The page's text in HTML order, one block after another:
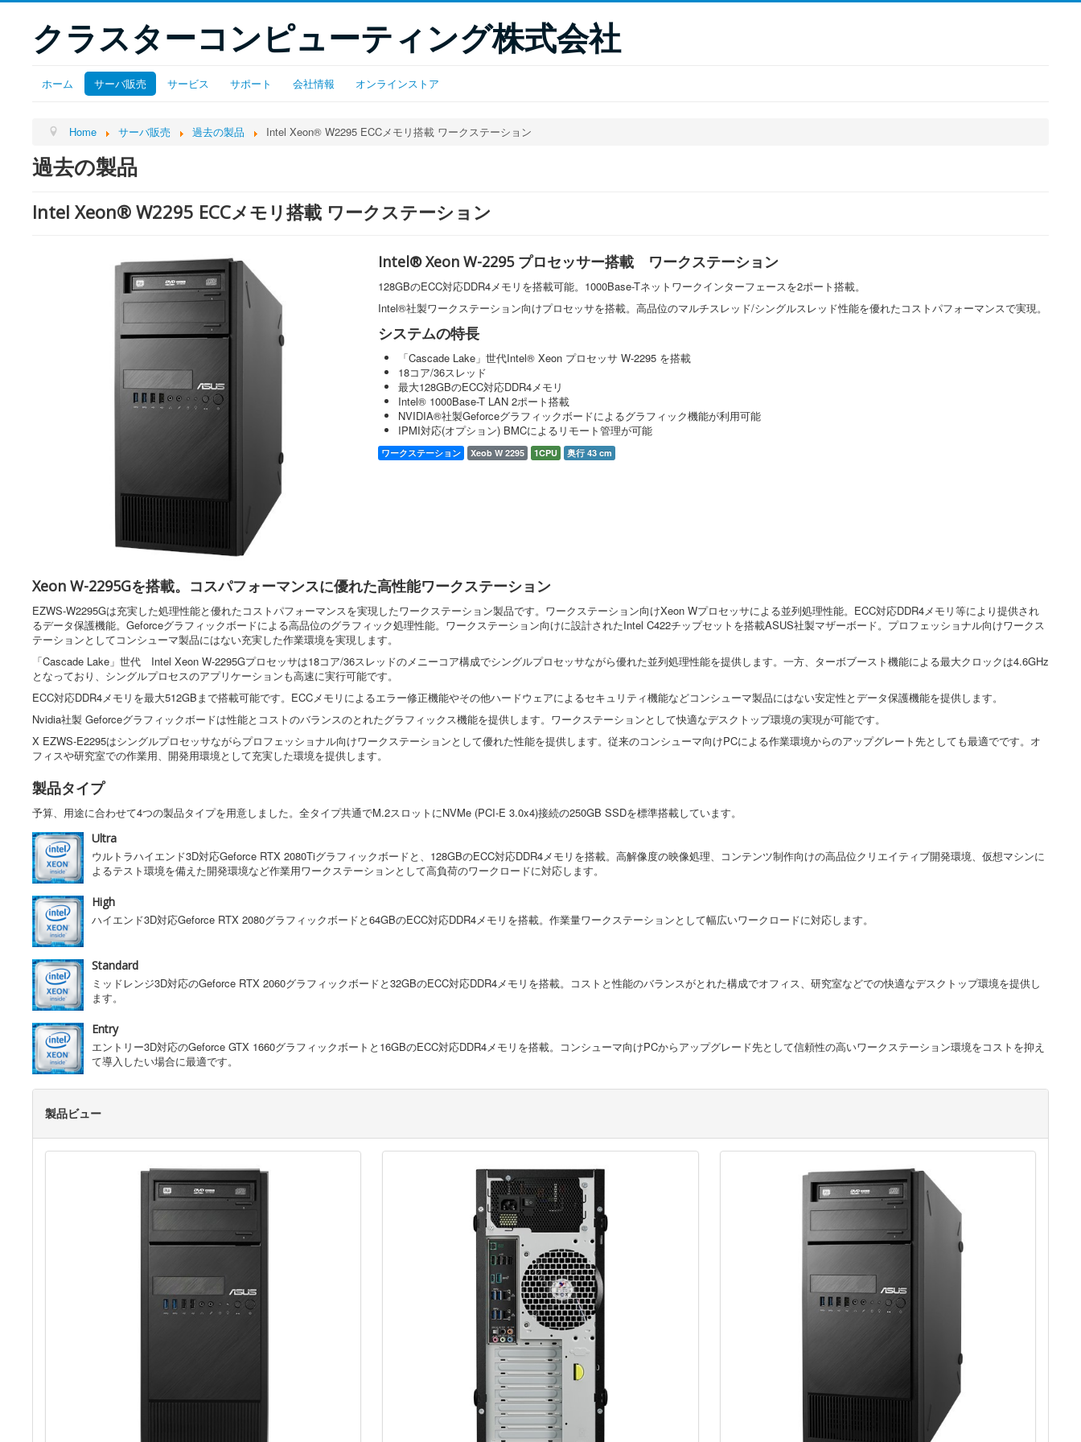
クラスターコンピューティング株式会社
ホーム サーバ販売 サービス サポート 会社情報 オンラインストア
Home サーバ販売 過去の製品 Intel Xeon®︎ W2295 ECCメモリ搭載 ワークステーション
過去の製品
Intel Xeon®︎ W2295 ECCメモリ搭載 ワークステーション
Intel® Xeon W-2295 プロセッサー搭載 ワークステーション
128GBのECC対応DDR4メモリを搭載可能。1000Base-Tネットワークインターフェースを2ポート搭載。
Intel®社製ワークステーション向けプロセッサを搭載。高品位のマルチスレッド/シングルスレッド性能を優れたコストパフォーマンスで実現。
システムの特長
「Cascade Lake」世代Intel® Xeon プロセッサ W-2295 を搭載
18コア/36スレッド
最大128GBのECC対応DDR4メモリ
Intel® 1000Base-T LAN 2ポート搭載
NVIDIA®社製Geforceグラフィックボードによるグラフィック機能が利用可能
IPMI対応(オプション) BMCによるリモート管理が可能
ワークステーション Xeob W 2295 1CPU 奥行 43 cm
Xeon W-2295Gを搭載。コスパフォーマンスに優れた高性能ワークステーション
EZWS-W2295Gは充実した処理性能と優れたコストパフォーマンスを実現したワークステーション製品です。ワークステーション向けXeon Wプロセッサによる並列処理性能。ECC対応DDR4メモリ等により提供され
るデータ保護機能。Geforceグラフィックボードによる高品位のグラフィック処理性能。ワークステーション向けに設計されたIntel C422チップセットを搭載ASUS社製マザーボード。プロフェッショナル向けワークス
テーションとしてコンシューマ製品にはない充実した作業環境を実現します。
「Cascade Lake」世代 Intel Xeon W-2295Gプロセッサは18コア/36スレッドのメニーコア構成でシングルプロセッサながら優れた並列処理性能を提供します。一方、ターボブースト機能による最大クロックは4.6GHz
となっており、シングルプロセスのアプリケーションも高速に実行可能です。
ECC対応DDR4メモリを最大512GBまで搭載可能です。ECCメモリによるエラー修正機能やその他ハードウェアによるセキュリティ機能などコンシューマ製品にはない安定性とデータ保護機能を提供します。
Nvidia社製 Geforceグラフィックボードは性能とコストのバランスのとれたグラフィックス機能を提供します。ワークステーションとして快適なデスクトップ環境の実現が可能です。
X EZWS-E2295はシングルプロセッサながらプロフェッショナル向けワークステーションとして優れた性能を提供します。従来のコンシューマ向けPCによる作業環境からのアップグレート先としても最適でです。オ
フィスや研究室での作業用、開発用環境として充実した環境を提供します。
製品タイプ
予算、用途に合わせて4つの製品タイプを用意しました。全タイプ共通でM.2スロットにNVMe (PCI-E 3.0x4)接続の250GB SSDを標準搭載しています。
Ultra
ウルトラハイエンド3D対応Geforce RTX 2080Tiグラフィックボードと、128GBのECC対応DDR4メモリを搭載。高解像度の映像処理、コンテンツ制作向けの高品位クリエイティブ開発環境、仮想マシンに
よるテスト環境を備えた開発環境など作業用ワークステーションとして高負荷のワークロードに対応します。
High
ハイエンド3D対応Geforce RTX 2080グラフィックボードと64GBのECC対応DDR4メモリを搭載。作業量ワークステーションとして幅広いワークロードに対応します。
Standard
ミッドレンジ3D対応のGeforce RTX 2060グラフィックボードと32GBのECC対応DDR4メモリを搭載。コストと性能のバランスがとれた構成でオフィス、研究室などでの快適なデスクトップ環境を提供し
ます。
Entry
エントリー3D対応のGeforce GTX 1660グラフィックボートと16GBのECC対応DDR4メモリを搭載。コンシューマ向けPCからアップグレード先として信頼性の高いワークステーション環境をコストを抑え
て導入したい場合に最適です。
製品ビュー